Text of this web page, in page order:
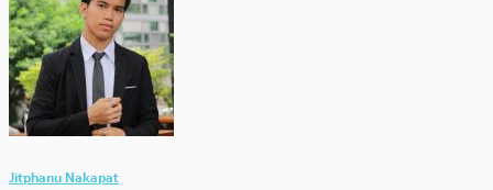
Jitphanu Nakapat